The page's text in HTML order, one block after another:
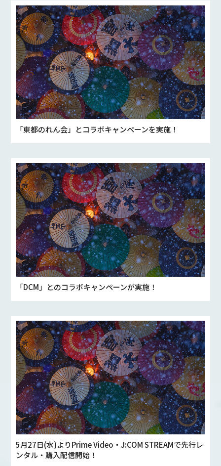
「東都のれん会」とコラボキャンペーンを実施！
「DCM」とのコラボキャンペーンが実施！
5月27日(水)よりPrime Video・J:COM STREAMで先行レ
ンタル・購入配信開始！